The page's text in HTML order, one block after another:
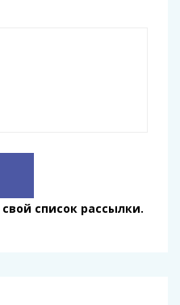
список рассылки.